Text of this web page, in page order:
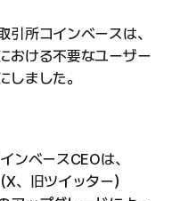
所コインベースは、
おける不要なユーザー
しました。
ンベースCEOは、
、旧ツイッター）